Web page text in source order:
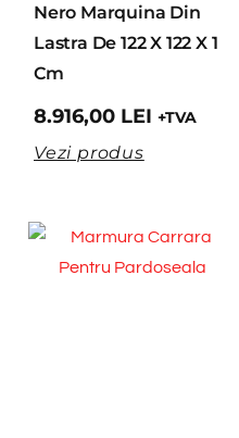
Nero Marquina Din
Lastra De 122 X 122 X 1
Cm
8.916,00 LEI +TVA
Vezi produs